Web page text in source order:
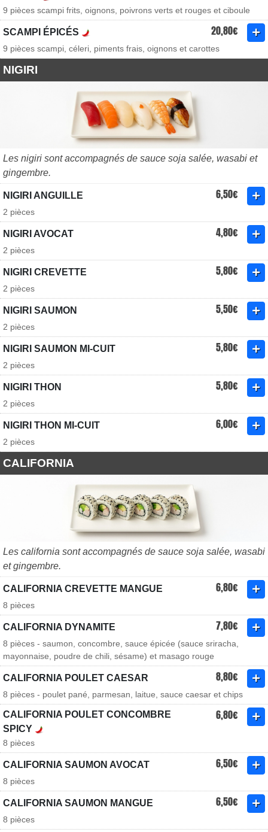
9 pièces scampi frits, oignons, poivrons verts et rouges et ciboule
SCAMPI ÉPICÉS 20,80€
9 pièces scampi, céleri, piments frais, oignons et carottes
NIGIRI
Les nigiri sont accompagnés de sauce soja salée, wasabi et
gingembre.
NIGIRI ANGUILLE 6,50€
2 pièces
NIGIRI AVOCAT 4,80€
2 pièces
NIGIRI CREVETTE 5,80€
2 pièces
NIGIRI SAUMON 5,50€
2 pièces
NIGIRI SAUMON MI-CUIT 5,80€
2 pièces
NIGIRI THON 5,80€
2 pièces
NIGIRI THON MI-CUIT 6,00€
2 pièces
CALIFORNIA
Les california sont accompagnés de sauce soja salée, wasabi
et gingembre.
CALIFORNIA CREVETTE MANGUE 6,80€
8 pièces
CALIFORNIA DYNAMITE 7,80€
8 pièces - saumon, concombre, sauce épicée (sauce sriracha,
mayonnaise, poudre de chili, sésame) et masago rouge
CALIFORNIA POULET CAESAR 8,80€
8 pièces - poulet pané, parmesan, laitue, sauce caesar et chips
CALIFORNIA POULET CONCOMBRE
SPICY
6,80€
8 pièces
CALIFORNIA SAUMON AVOCAT 6,50€
8 pièces
CALIFORNIA SAUMON MANGUE 6,50€
8 pièces